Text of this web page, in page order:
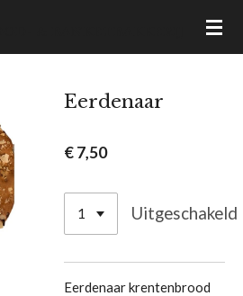
Eerdenaar
€ 7,50
Uitgeschakeld
Eerdenaar krentenbrood